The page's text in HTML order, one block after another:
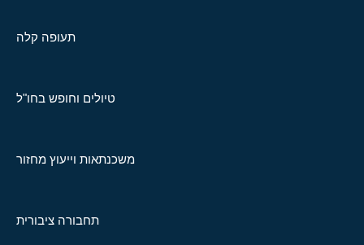
תעופה קלה
טיולים וחופש בחו"ל
משכנתאות וייעוץ מחזור
תחבורה ציבורית